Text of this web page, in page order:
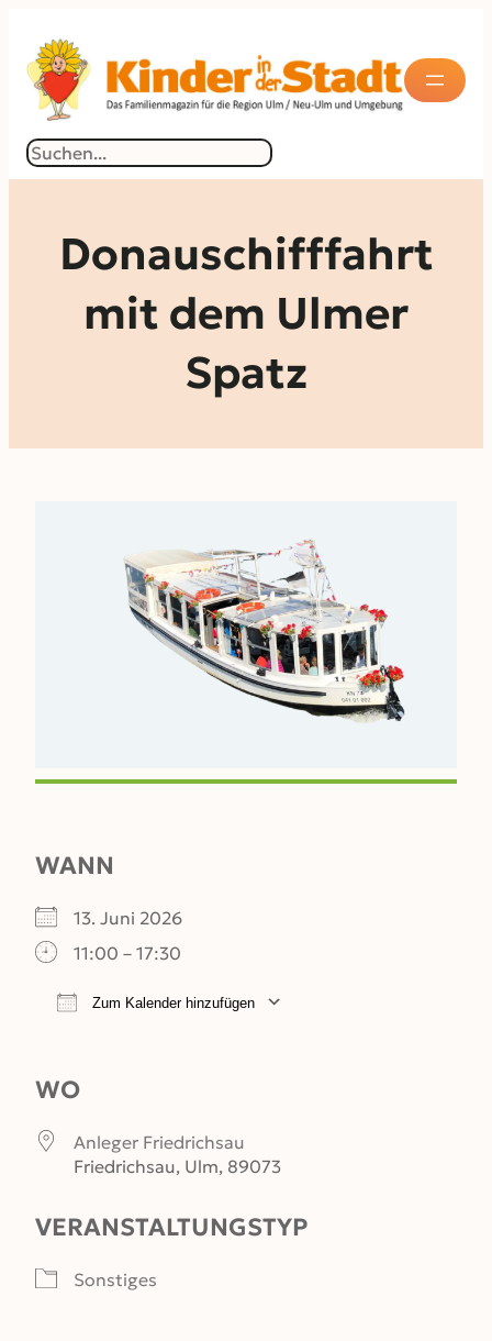
Inhalt
springen
Suchen
Donauschifffahrt
mit dem Ulmer
Spatz
WANN
13. Juni 2026
11:00 – 17:30
Zum Kalender hinzufügen
WO
Anleger Friedrichsau
Friedrichsau, Ulm, 89073
VERANSTALTUNGSTYP
Sonstiges